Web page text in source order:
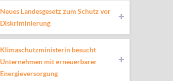
Neues Landesgesetz zum Schutz vor
Diskriminierung
Klimaschutzministerin besucht
Unternehmen mit erneuerbarer
Energieversorgung